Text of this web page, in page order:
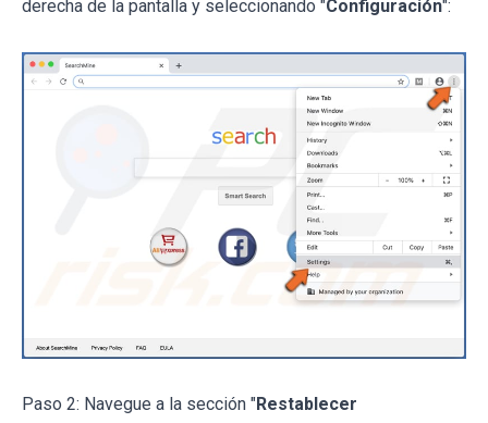
derecha de la pantalla y seleccionando "Configuración":
Paso 2: Navegue a la sección "Restablecer